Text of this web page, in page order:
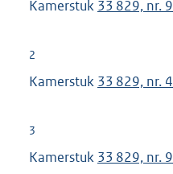
Kamerstuk 33 829, nr. 9
2
Kamerstuk 33 829, nr. 4
3
Kamerstuk 33 829, nr. 9